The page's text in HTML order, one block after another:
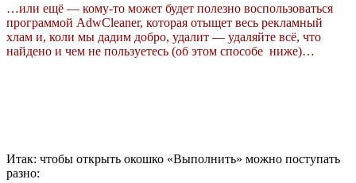
…или ещё — кому-то может будет полезно воспользоваться
программой AdwCleaner, которая отыщет весь рекламный
хлам и, коли мы дадим добро, удалит — удаляйте всё, что
найдено и чем не пользуетесь (об этом способе ниже)…
Итак: чтобы открыть окошко «Выполнить» можно поступать
разно: